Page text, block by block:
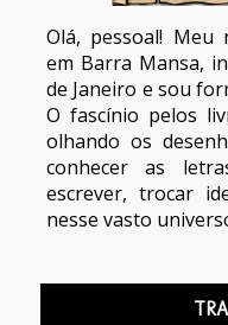
Olá, pessoal! Meu
em Barra Mansa,
de Janeiro e sou
O fascínio pelos
olhando os
conhecer as
escrever, trocar
nesse vasto